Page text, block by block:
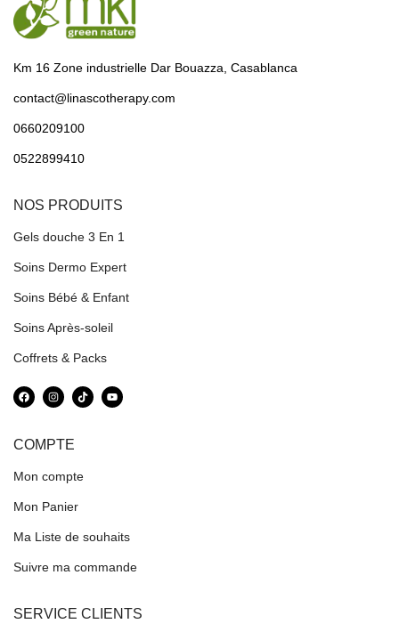
Km 16 Zone industrielle Dar Bouazza, Casablanca
contact@linascotherapy.com
0660209100
0522899410
NOS PRODUITS
Gels douche 3 En 1
Soins Dermo Expert
Soins Bébé & Enfant
Soins Après-soleil
Coffrets & Packs
COMPTE
Mon compte
Mon Panier
Ma Liste de souhaits
Suivre ma commande
SERVICE CLIENTS